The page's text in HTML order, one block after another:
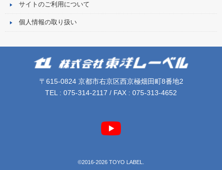
サイトのご利用について
個人情報の取り扱い
〒615-0824 京都市右京区西京極畑田町8番地2
TEL : 075-314-2117 / FAX : 075-313-4652
©2016-2026 TOYO LABEL.